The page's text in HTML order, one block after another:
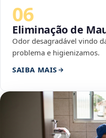
06
Eliminação de
Odor desagradável vindo
problema e higienizamos.
SAIBA MAIS